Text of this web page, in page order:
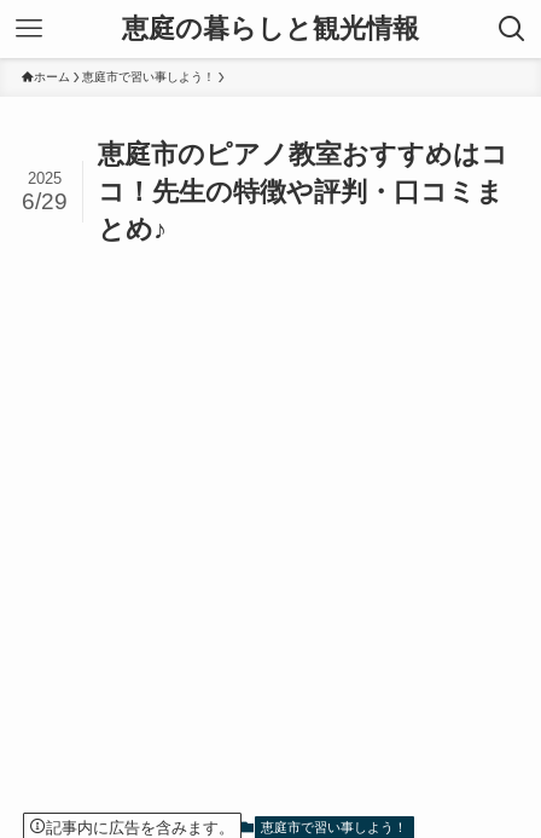
恵庭の暮らしと観光情報
ホーム 恵庭市で習い事しよう！
恵庭市のピアノ教室おすすめはコ
コ！先生の特徴や評判・口コミま
とめ♪
2025
6/29
記事内に広告を含みます。 恵庭市で習い事しよう！